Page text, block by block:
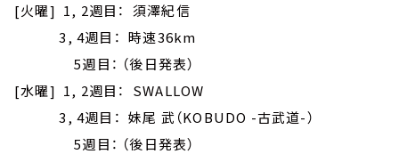
[火曜] 1, 2週目： 須澤紀信
3, 4週目： 時速36km
5週目： （後日発表）
[水曜] 1, 2週目： SWALLOW
3, 4週目： 妹尾 武（KOBUDO -古武道-）
5週目： （後日発表）